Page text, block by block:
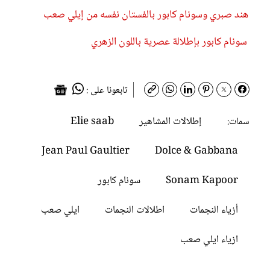
هند صبري وسونام كابور بالفستان نفسه من إيلي صعب
سونام كابور بإطلالة عصرية باللون الزهري
تابعونا على :
سمات:
إطلالات المشاهير
Elie saab
Dolce & Gabbana
Jean Paul Gaultier
Sonam Kapoor
سونام كابور
أزياء النجمات
اطلالات النجمات
ايلي صعب
ازياء ايلي صعب